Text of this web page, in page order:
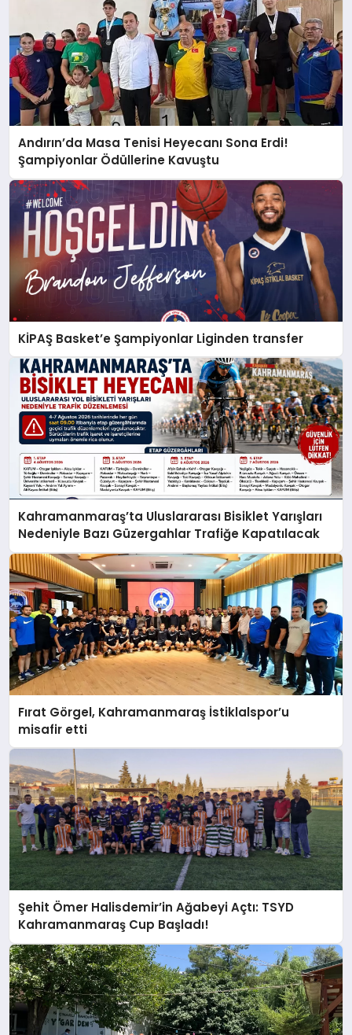
Andırın’da Masa Tenisi Heyecanı Sona Erdi!
Şampiyonlar Ödüllerine Kavuştu
KİPAŞ Basket’e Şampiyonlar Liginden transfer
Kahramanmaraş’ta Uluslararası Bisiklet Yarışları
Nedeniyle Bazı Güzergahlar Trafiğe Kapatılacak
Fırat Görgel, Kahramanmaraş İstiklalspor’u
misafir etti
Şehit Ömer Halisdemir’in Ağabeyi Açtı: TSYD
Kahramanmaraş Cup Başladı!